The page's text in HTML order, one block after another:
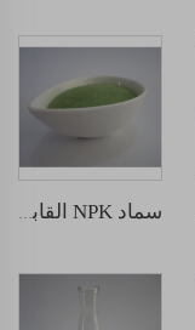
سماد NPK القابل للذوبان في الماء 12-5-45